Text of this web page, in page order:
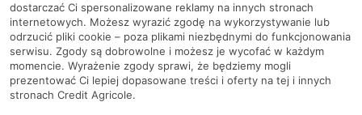
Regulamin serwisu
Mapa serwisu
PolitykaCookies
dostarczać Ci spersonalizowane reklamy na innych stronach
internetowych. Możesz wyrazić zgodę na wykorzystywanie lub
odrzucić pliki cookie – poza plikami niezbędnymi do funkcjonowania
serwisu. Zgody są dobrowolne i możesz je wycofać w każdym
momencie. Wyrażenie zgody sprawi, że będziemy mogli
prezentować Ci lepiej dopasowane treści i oferty na tej i innych
stronach Credit Agricole.